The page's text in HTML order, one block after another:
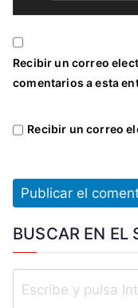
Recibir un correo
comentarios a esta
Recibir un correo
BUSCAR EN EL